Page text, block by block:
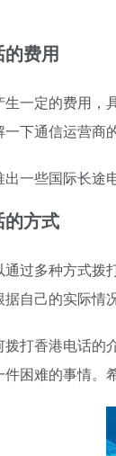
费用
一定的费用，
下通信运营商
一些国际长途
方式
过多种方式拨
自己的实际情
打香港电话
困难的事情。